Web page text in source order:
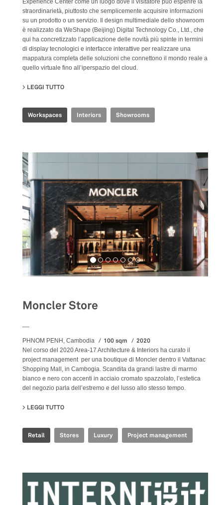
Experience Center come un luogo dove il visitatore può esperire la
straordinarietà, piuttosto che semplicemente acquisire informazioni
su un prodotto o un servizio. Il design multimediale dello showroom
è realizzato da WeShape (Beijing) Digital Technology Co., Ltd., che
qui ha concretizzato l’applicazione delle novità più spinte in termini
di display tecnologici e interfacce interattive per realizzare una
mappatura completa delle soluzioni che connettono il mondo reale a
quello virtuale fino all’iperspazio del cloud.
LEGGI TUTTO
Workspaces Interiors Showrooms
Moncler Store
PHNOM PENH, Cambodia 100 sqm 2020
Nel corso del 2020 Area-17 Architecture & Interiors ha curato il
project management per una boutique di Moncler dentro il Vattanac
Shopping Mall, in Cambogia. Scandita da grandi lastre di marmo
bianco e nero con accenti in acciaio cromato spazzolato, l’estetica
del negozio parla dell’estremo e del lusso allo stesso tempo.
LEGGI TUTTO
Retail Stores Luxury Project management